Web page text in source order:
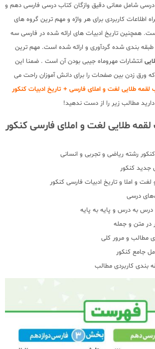
شامل معانی دقیق وازگان کتاب درسی فارسی دهم و
اطلاعات کاربردی برای هر واژه و مهم ترین گروه های
همچنین تاریخ ادبیات های ارائه شده در فارسی سه
طبقه بندی شده گردآوری و ارائه شده است. مهم ترین
انتشارات مهروماه جیبی بودن آن است . ضمنا این
ورق زدن بین صفحات را برای دانش آموزان راحت می
لقمه طلایی لغت و املای فارسی + تاریخ ادبیات کنکور
دارید مطالب زیر را از دست ندهید!
طلایی لغت و املای فارسی کنکور